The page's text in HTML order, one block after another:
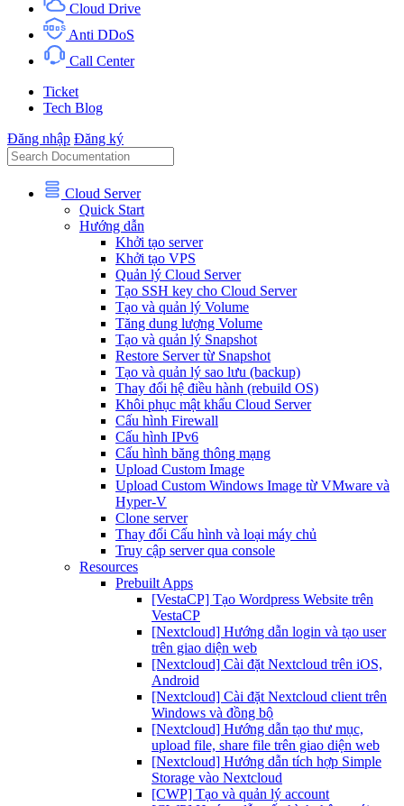
Cloud Drive
Anti DDoS
Call Center
Ticket
Tech Blog
Đăng nhập Đăng ký
Cloud Server
Quick Start
Hướng dẫn
Khởi tạo server
Khởi tạo VPS
Quản lý Cloud Server
Tạo SSH key cho Cloud Server
Tạo và quản lý Volume
Tăng dung lượng Volume
Tạo và quản lý Snapshot
Restore Server từ Snapshot
Tạo và quản lý sao lưu (backup)
Thay đổi hệ điều hành (rebuild OS)
Khôi phục mật khẩu Cloud Server
Cấu hình Firewall
Cấu hình IPv6
Cấu hình băng thông mạng
Upload Custom Image
Upload Custom Windows Image từ VMware và
Hyper-V
Clone server
Thay đổi Cấu hình và loại máy chủ
Truy cập server qua console
Resources
Prebuilt Apps
[VestaCP] Tạo Wordpress Website trên
VestaCP
[Nextcloud] Hướng dẫn login và tạo user
trên giao diện web
[Nextcloud] Cài đặt Nextcloud trên iOS,
Android
[Nextcloud] Cài đặt Nextcloud client trên
Windows và đồng bộ
[Nextcloud] Hướng dẫn tạo thư mục,
upload file, share file trên giao diện web
[Nextcloud] Hướng dẫn tích hợp Simple
Storage vào Nextcloud
[CWP] Tạo và quản lý account